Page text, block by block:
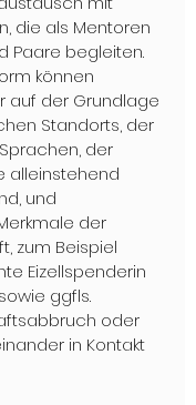
die als Mentoren
Paare begleiten.
können
auf der Grundlage
Standorts, der
der
alleinstehend
und
der
zum Beispiel
Eizellspenderin
ggfls.
oder
in Kontakt